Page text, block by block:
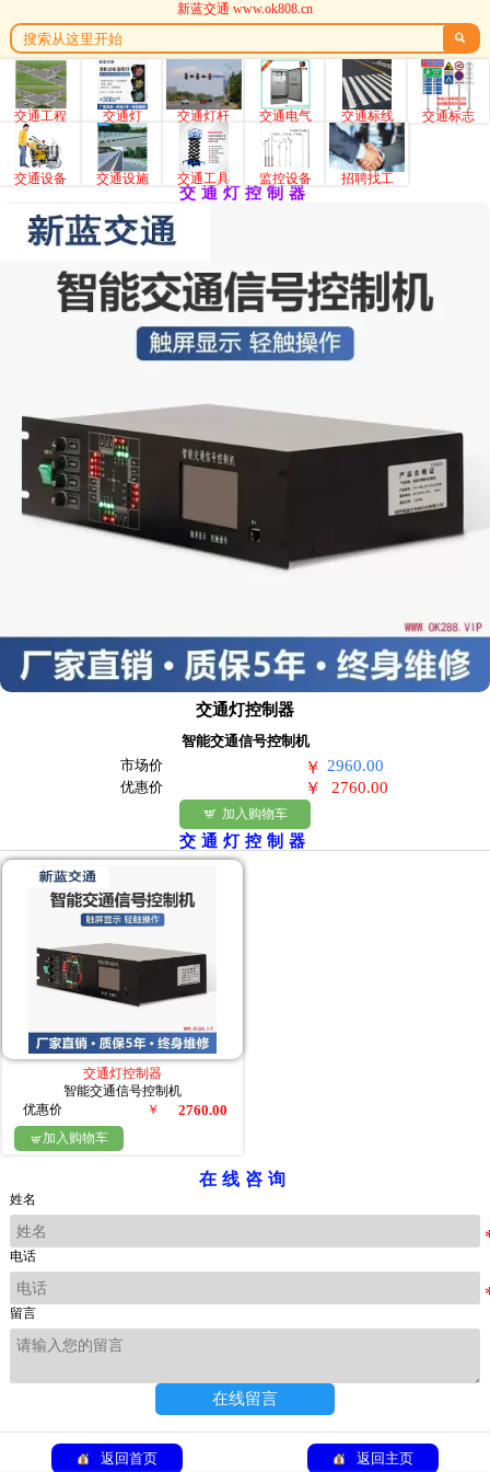
新蓝交通 www.ok808.cn

交通工程 交通灯 交通灯杆 交通电气 交通标线 交通标志
交通设备 交通设施 交通工具 监控设备 招聘找工
交通灯控制器
交通灯控制器
智能交通信号控制机
市场价
￥ 2960.00
优惠价 ￥ 2760.00
 加入购物车
交通灯控制器
交通灯控制器
智能交通信号控制机
优惠价
￥ 2760.00
加入购物车
在线咨询
姓名
电话
留言
在线留言
返回首页 返回主页